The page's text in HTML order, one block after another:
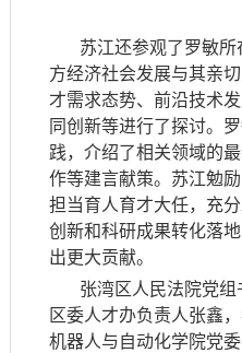
苏江还参观了罗敏
方经济社会发展与其亲
才需求态势、前沿技术
同创新等进行了探讨。
践，介绍了相关领域的
作等建言献策。苏江勉
担当育人育才大任，充
创新和科研成果转化落
出更大贡献。
张湾区人民法院党
区委人才办负责人张鑫
机器人与自动化学院党